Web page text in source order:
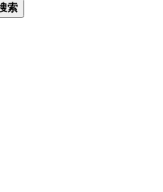
索